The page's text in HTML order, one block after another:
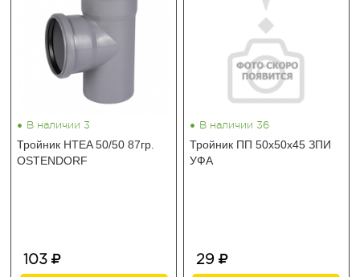
• В наличии 3
Тройник HTEA 50/50 87гр.
OSTENDORF
103
• В наличии 36
Тройник ПП 50х50х45 ЗПИ
УФА
29